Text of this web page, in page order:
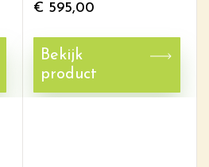
€ 595,00
Bekijk
product